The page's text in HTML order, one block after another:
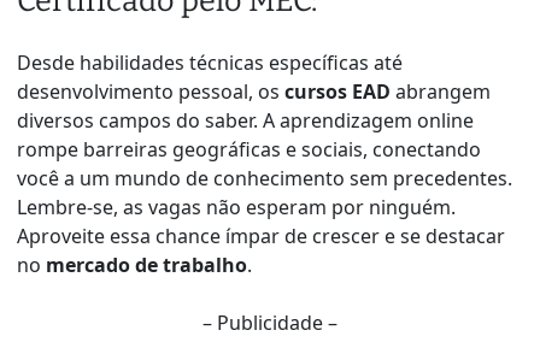
Desde habilidades técnicas específicas até
desenvolvimento pessoal, os cursos EAD abrangem
diversos campos do saber. A aprendizagem online
rompe barreiras geográficas e sociais, conectando
você a um mundo de conhecimento sem precedentes.
Lembre-se, as vagas não esperam por ninguém.
Aproveite essa chance ímpar de crescer e se destacar
no mercado de trabalho.
– Publicidade –